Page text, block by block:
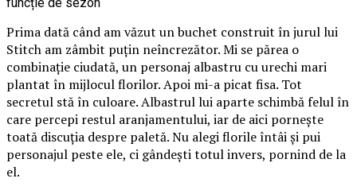
Prima dată când am văzut un buchet construit în jurul lui
Stitch am zâmbit puțin neîncrezător. Mi se părea o
combinație ciudată, un personaj albastru cu urechi mari
plantat în mijlocul florilor. Apoi mi-a picat fisa. Tot
secretul stă în culoare. Albastrul lui aparte schimbă felul în
care percepi restul aranjamentului, iar de aici pornește
toată discuția despre paletă. Nu alegi florile întâi și pui
personajul peste ele, ci gândești totul invers, pornind de la
el.